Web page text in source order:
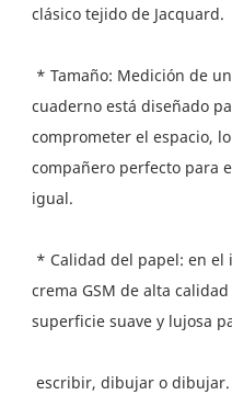
cuaderno está diseñado
comprometer el espacio,
compañero perfecto para
crema GSM de alta